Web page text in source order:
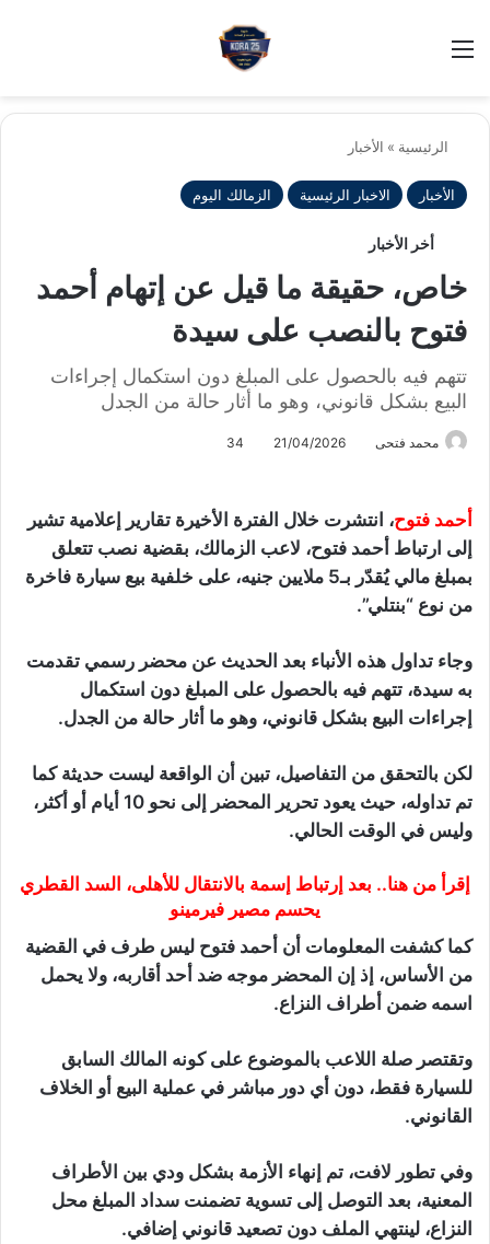
الرئيسية » الأخبار
الأخبار الاخبار الرئيسية الزمالك اليوم
أخر الأخبار
خاص، حقيقة ما قيل عن إتهام أحمد
فتوح بالنصب على سيدة
تتهم فيه بالحصول على المبلغ دون استكمال إجراءات
البيع بشكل قانوني، وهو ما أثار حالة من الجدل
محمد فتحى 21/04/2026
34
أحمد فتوح، انتشرت خلال الفترة الأخيرة تقارير إعلامية تشير
إلى ارتباط أحمد فتوح، لاعب الزمالك، بقضية نصب تتعلق
بمبلغ مالي يُقدّر بـ5 ملايين جنيه، على خلفية بيع سيارة فاخرة
من نوع “بنتلي”.
وجاء تداول هذه الأنباء بعد الحديث عن محضر رسمي تقدمت
به سيدة، تتهم فيه بالحصول على المبلغ دون استكمال
إجراءات البيع بشكل قانوني، وهو ما أثار حالة من الجدل.
لكن بالتحقق من التفاصيل، تبين أن الواقعة ليست حديثة كما
تم تداوله، حيث يعود تحرير المحضر إلى نحو 10 أيام أو أكثر،
وليس في الوقت الحالي.
إقرأ من هنا.. بعد إرتباط إسمة بالانتقال للأهلى، السد القطري
يحسم مصير فيرمينو
كما كشفت المعلومات أن أحمد فتوح ليس طرف في القضية
من الأساس، إذ إن المحضر موجه ضد أحد أقاربه، ولا يحمل
اسمه ضمن أطراف النزاع.
وتقتصر صلة اللاعب بالموضوع على كونه المالك السابق
للسيارة فقط، دون أي دور مباشر في عملية البيع أو الخلاف
القانوني.
وفي تطور لافت، تم إنهاء الأزمة بشكل ودي بين الأطراف
المعنية، بعد التوصل إلى تسوية تضمنت سداد المبلغ محل
النزاع، لينتهي الملف دون تصعيد قانوني إضافي.